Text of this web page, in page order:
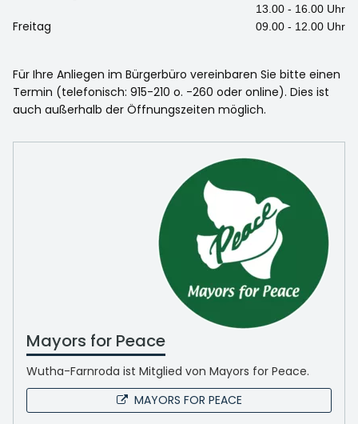
13.00 - 16.00 Uhr
Freitag 09.00 - 12.00 Uhr
Für Ihre Anliegen im Bürgerbüro vereinbaren Sie bitte einen
Termin (telefonisch: 915-210 o. -260 oder online). Dies ist
auch außerhalb der Öffnungszeiten möglich.
Mayors for Peace
Wutha-Farnroda ist Mitglied von Mayors for Peace.
MAYORS FOR PEACE